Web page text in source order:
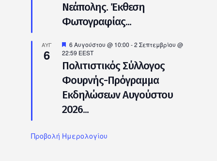
Νεάπολης. Έκθεση
Φωτογραφίας...
ΑΥΓ
6
Προτεινόμενο
6 Αυγούστου @ 10:00 -2 Σεπτεμβρίου @
22:59 EEST
Πολιτιστικός Σύλλογος
Φουρνής-Πρόγραμμα
Εκδηλώσεων Αυγούστου
2026...
Προβολή Ημερολογίου